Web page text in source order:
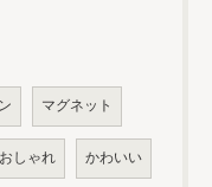
マグネット
おしゃれ かわいい